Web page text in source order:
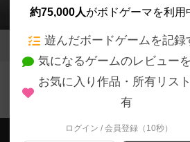
4
メイドマフィアKH ～ハコダテ乗っ取
会員の新しい
約75,000人がボドゲーマを利用
遊んだボードゲームを記録
気になるゲームのレビュー
お気に入り作品・所有リス
有
ログイン / 会員登録（10秒）